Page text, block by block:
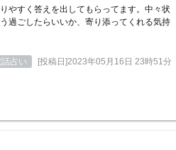
やすく答えを出してもらってます。中々状
過ごしたらいいか、寄り添ってくれる気持
話占い [投稿日]2023年05月16日 23時51分